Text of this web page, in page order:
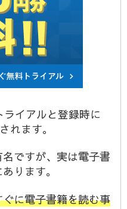
イアルと登録時に
れます。
ですが、実は電子書
ります。
に電子書籍を読む事